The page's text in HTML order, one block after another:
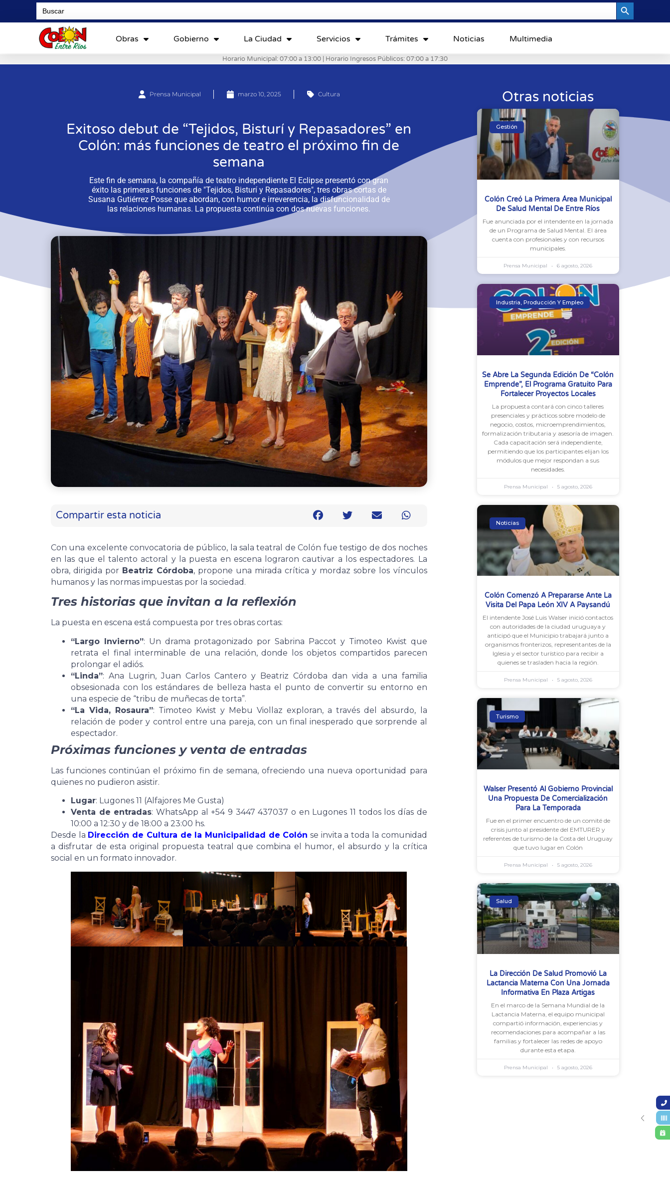
Search
for:
Obras Gobierno La Ciudad Servicios Trámites Noticias Multimedia
Horario Municipal: 07:00 a 13:00 | Horario Ingresos Públicos: 07:00 a 17:30
Prensa Municipal marzo 10, 2025 Cultura
Exitoso debut de “Tejidos, Bisturí y Repasadores” en
Colón: más funciones de teatro el próximo fin de
semana
Este fin de semana, la compañía de teatro independiente El Eclipse presentó con gran
éxito las primeras funciones de "Tejidos, Bisturí y Repasadores", tres obras cortas de
Susana Gutiérrez Posse que abordan, con humor e irreverencia, la disfuncionalidad de
las relaciones humanas. La propuesta continúa con dos nuevas funciones.
Compartir esta noticia
Con una excelente convocatoria de público, la sala teatral de Colón fue testigo de dos noches
en las que el talento actoral y la puesta en escena lograron cautivar a los espectadores. La
obra, dirigida por Beatriz Córdoba, propone una mirada crítica y mordaz sobre los vínculos
humanos y las normas impuestas por la sociedad.
Tres historias que invitan a la reflexión
La puesta en escena está compuesta por tres obras cortas:
“Largo Invierno”: Un drama protagonizado por Sabrina Paccot y Timoteo Kwist que
retrata el final interminable de una relación, donde los objetos compartidos parecen
prolongar el adiós.
“Linda”: Ana Lugrin, Juan Carlos Cantero y Beatriz Córdoba dan vida a una familia
obsesionada con los estándares de belleza hasta el punto de convertir su entorno en
una especie de “tribu de muñecas de torta”.
“La Vida, Rosaura”: Timoteo Kwist y Mebu Viollaz exploran, a través del absurdo, la
relación de poder y control entre una pareja, con un final inesperado que sorprende al
espectador.
Próximas funciones y venta de entradas
Las funciones continúan el próximo fin de semana, ofreciendo una nueva oportunidad para
quienes no pudieron asistir.
Lugar: Lugones 11 (Alfajores Me Gusta)
Venta de entradas: WhatsApp al +54 9 3447 437037 o en Lugones 11 todos los días de
10:00 a 12:30 y de 18:00 a 23:00 hs.
Desde la Dirección de Cultura de la Municipalidad de Colón se invita a toda la comunidad
a disfrutar de esta original propuesta teatral que combina el humor, el absurdo y la crítica
social en un formato innovador.
Otras noticias
Gestión
Colón Creó La Primera Área Municipal
De Salud Mental De Entre Ríos
Fue anunciada por el intendente en la jornada
de un Programa de Salud Mental. El área
cuenta con profesionales y con recursos
municipales.
Prensa Municipal 6 agosto, 2026
Industria, Producción Y Empleo
Se Abre La Segunda Edición De “Colón
Emprende”, El Programa Gratuito Para
Fortalecer Proyectos Locales
La propuesta contará con cinco talleres
presenciales y prácticos sobre modelo de
negocio, costos, microemprendimientos,
formalización tributaria y asesoría de imagen.
Cada capacitación será independiente,
permitiendo que los participantes elijan los
módulos que mejor respondan a sus
necesidades.
Prensa Municipal 5 agosto, 2026
Noticias
Colón Comenzó A Prepararse Ante La
Visita Del Papa León XIV A Paysandú
El intendente José Luis Walser inició contactos
con autoridades de la ciudad uruguaya y
anticipó que el Municipio trabajará junto a
organismos fronterizos, representantes de la
Iglesia y el sector turístico para recibir a
quienes se trasladen hacia la región.
Prensa Municipal 5 agosto, 2026
Turismo
Walser Presentó Al Gobierno Provincial
Una Propuesta De Comercialización
Para La Temporada
Fue en el primer encuentro de un comité de
crisis junto al presidente del EMTURER y
referentes de turismo de la Costa del Uruguay
que tuvo lugar en Colón
Prensa Municipal 5 agosto, 2026
Salud
La Dirección De Salud Promovió La
Lactancia Materna Con Una Jornada
Informativa En Plaza Artigas
En el marco de la Semana Mundial de la
Lactancia Materna, el equipo municipal
compartió información, experiencias y
recomendaciones para acompañar a las
familias y fortalecer las redes de apoyo
durante esta etapa.
Prensa Municipal 5 agosto, 2026